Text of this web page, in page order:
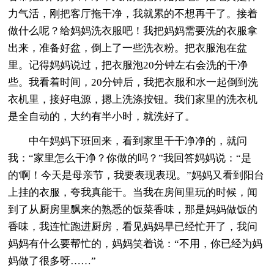
力气活，刚把客厅拖干净，我就累的不想再干了。接着
做什么呢？给妈妈洗衣服吧！我把妈妈需要洗的衣服拿
出来，准备好盆，倒上了一些洗衣粉。把衣服泡在盆
里。记得妈妈说过，把衣服泡20分钟左右会洗的干净
些。我看着时间，20分钟后，我把衣服和水一起倒到洗
衣机里，接好电源，摁上洗涤按钮。我们家里的洗衣机
是全自动的，大约有半小时，就洗好了。
中午妈妈下班回来，看到家里干干净净的，就问
我：“家里怎么干净？你做的吗？”我回答妈妈说：“是
的'啊！今天是母亲节，我要表现表现。”妈妈又看到阳台
上挂的衣服，夸我真能干。当我在房间里玩的时候，闻
到了从厨房里飘来的熟悉的饭菜香味，那是妈妈做饭的
香味，我连忙跑进厨房，看见妈妈早已经忙开了，我问
妈妈有什么要帮忙的，妈妈笑着说：“不用，你已经为妈
妈做了很多呀……”